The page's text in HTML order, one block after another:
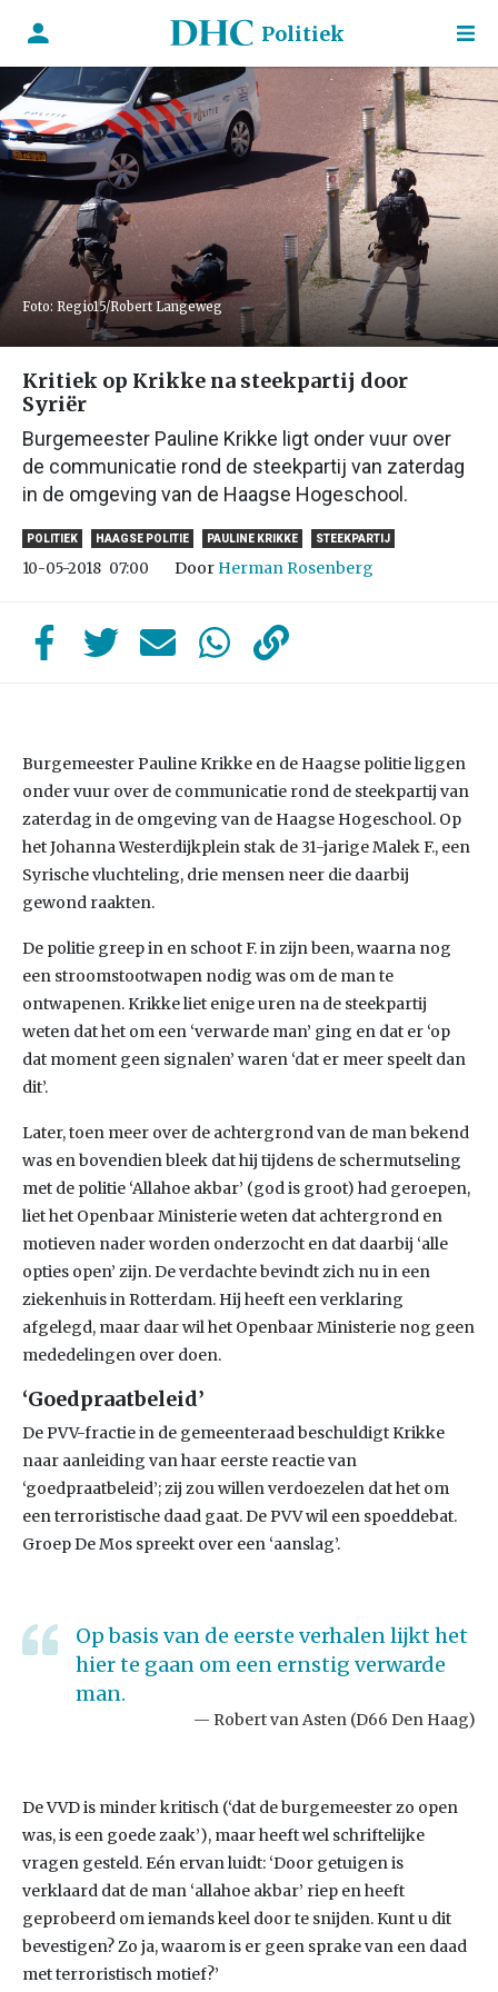
Politiek
Foto: Regio15/Robert Langeweg
Kritiek op Krikke na steekpartij door
Syriër
Burgemeester Pauline Krikke ligt onder vuur over
de communicatie rond de steekpartij van zaterdag
in de omgeving van de Haagse Hogeschool.
POLITIEK HAAGSE POLITIE PAULINE KRIKKE STEEKPARTIJ
10-05-2018 07:00 Door Herman Rosenberg
Burgemeester Pauline Krikke en de Haagse politie liggen
onder vuur over de communicatie rond de steekpartij van
zaterdag in de omgeving van de Haagse Hogeschool. Op
het Johanna Westerdijkplein stak de 31-jarige Malek F., een
Syrische vluchteling, drie mensen neer die daarbij
gewond raakten.
De politie greep in en schoot F. in zijn been, waarna nog
een stroomstootwapen nodig was om de man te
ontwapenen. Krikke liet enige uren na de steekpartij
weten dat het om een ‘verwarde man’ ging en dat er ‘op
dat moment geen signalen’ waren ‘dat er meer speelt dan
dit’.
Later, toen meer over de achtergrond van de man bekend
was en bovendien bleek dat hij tijdens de schermutseling
met de politie ‘Allahoe akbar’ (god is groot) had geroepen,
liet het Openbaar Ministerie weten dat achtergrond en
motieven nader worden onderzocht en dat daarbij ‘alle
opties open’ zijn. De verdachte bevindt zich nu in een
ziekenhuis in Rotterdam. Hij heeft een verklaring
afgelegd, maar daar wil het Openbaar Ministerie nog geen
mededelingen over doen.
‘Goedpraatbeleid’
De PVV-fractie in de gemeenteraad beschuldigt Krikke
naar aanleiding van haar eerste reactie van
‘goedpraatbeleid’; zij zou willen verdoezelen dat het om
een terroristische daad gaat. De PVV wil een spoeddebat.
Groep De Mos spreekt over een ‘aanslag’.
Op basis van de eerste verhalen lijkt het
hier te gaan om een ernstig verwarde
man.
Robert van Asten (D66 Den Haag)
De VVD is minder kritisch (‘dat de burgemeester zo open
was, is een goede zaak’), maar heeft wel schriftelijke
vragen gesteld. Eén ervan luidt: ‘Door getuigen is
verklaard dat de man ‘allahoe akbar’ riep en heeft
geprobeerd om iemands keel door te snijden. Kunt u dit
bevestigen? Zo ja, waarom is er geen sprake van een daad
met terroristisch motief?’